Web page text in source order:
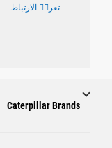
تعريٝ الارتباط
Caterpillar Brands